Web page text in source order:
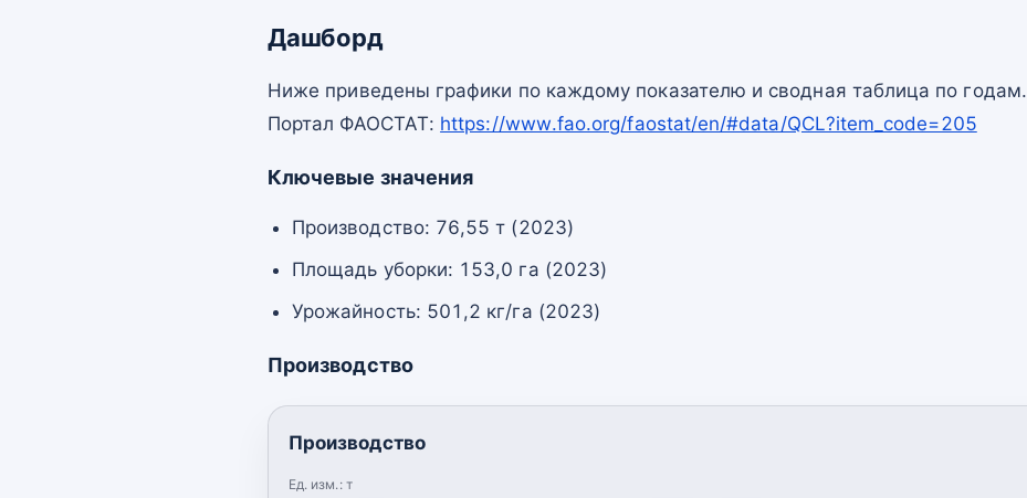
Дашборд
Ниже приведены графики по каждому показателю и сводная таблица по годам.
Портал ФАОСТАТ: https://www.fao.org/faostat/en/#data/QCL?item_code=205
Ключевые значения
Производство: 76,55 т (2023)
Площадь уборки: 153,0 га (2023)
Урожайность: 501,2 кг/га (2023)
Производство
Производство
Ед. изм.: т